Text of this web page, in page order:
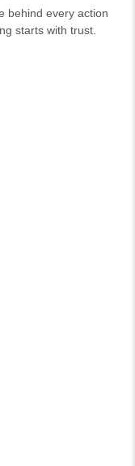
behind every action
starts with trust.